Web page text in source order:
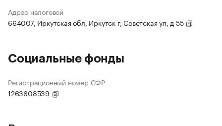
Адрес налоговой
664007, Иркутская обл, Иркутск г, Советская ул, д 55
Социальные фонды
Регистрационный номер СФР
1263608539